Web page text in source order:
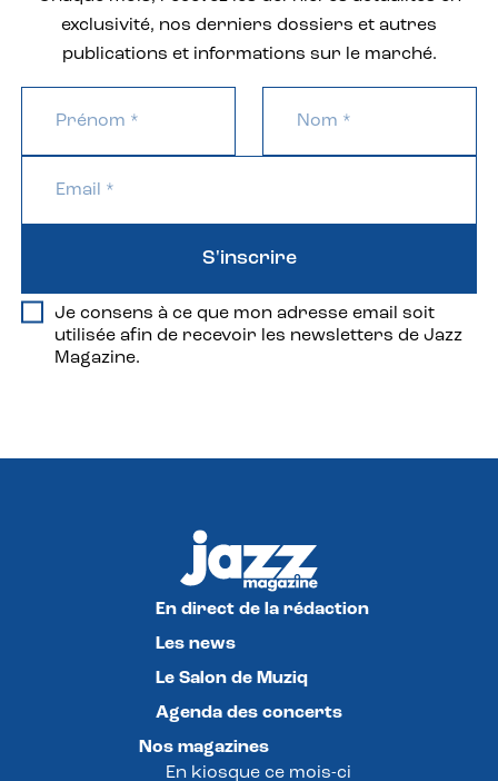
exclusivité, nos derniers dossiers et autres
publications et informations sur le marché.
Je consens à ce que mon adresse email soit
utilisée afin de recevoir les newsletters de Jazz
Magazine.
S'inscrire
En direct de la rédaction
Les news
Le Salon de Muziq
Agenda des concerts
Nos magazines
En kiosque ce mois-ci